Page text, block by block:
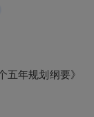
五年规划纲要》